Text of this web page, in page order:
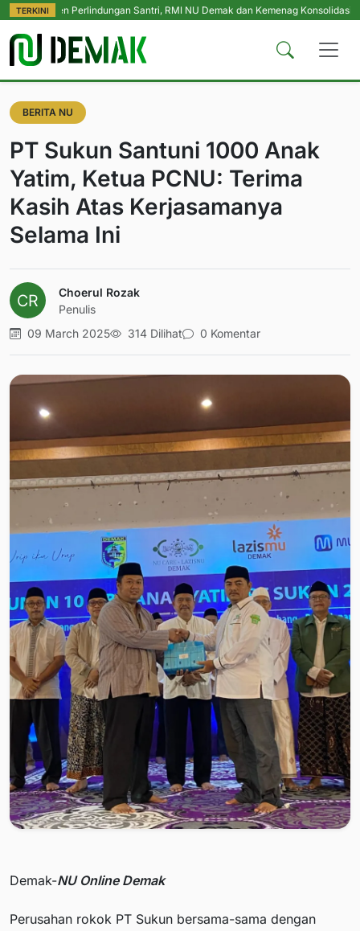
TERKINI
Perlindungan Santri, RMI NU Demak dan Kemenag Konsolidasikan
BERITA NU
PT Sukun Santuni 1000 Anak
Yatim, Ketua PCNU: Terima
Kasih Atas Kerjasamanya
Selama Ini
Choerul Rozak
Penulis
09 March 2025
314 Dilihat 0 Komentar
Demak-NU Online Demak
Perusahan rokok PT Sukun bersama-sama dengan